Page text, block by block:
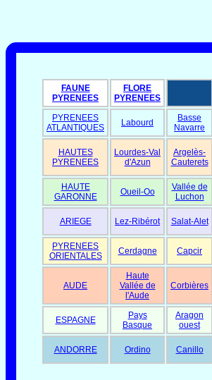
FAUNE
PYRENEES
FLORE
PYRENEES
PYRENEES
ATLANTIQUES
Labourd
Basse
Navarre
HAUTES
PYRENEES
Lourdes-Val
d'Azun
Argelès-
Cauterets
HAUTE
GARONNE
Oueil-Oo
Vallée de
Luchon
ARIEGE Lez-Ribérot Salat-Alet
PYRENEES
ORIENTALES
Cerdagne Capcir
AUDE
Haute
Vallée de
l'Aude
Corbières
ESPAGNE
Pays
Basque
Aragon
ouest
ANDORRE Ordino Canillo